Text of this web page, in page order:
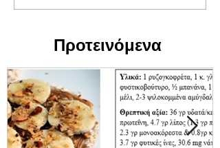
Προτεινόμενα